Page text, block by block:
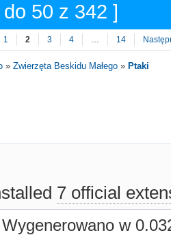
50 z 342 ]
1 2 3 4 14
»Zwierzęta Beskidu Małego » Ptaki
7 official
Wygenerowano w